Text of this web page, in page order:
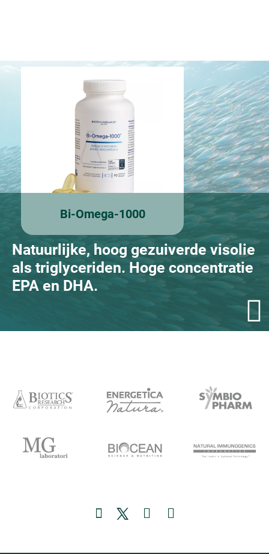
Bi-Omega-1000
Natuurlijke, hoog gezuiverde visolie
als triglyceriden. Hoge concentratie
EPA en DHA.